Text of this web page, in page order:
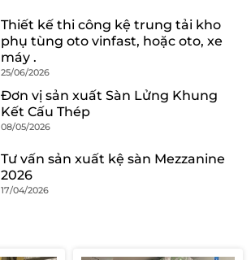
Thiết kế thi công kệ trung tải kho
phụ tùng oto vinfast, hoặc oto, xe
máy .
25/06/2026
Đơn vị sản xuất Sàn Lửng Khung
Kết Cấu Thép
08/05/2026
Tư vấn sản xuất kệ sàn Mezzanine
2026
17/04/2026